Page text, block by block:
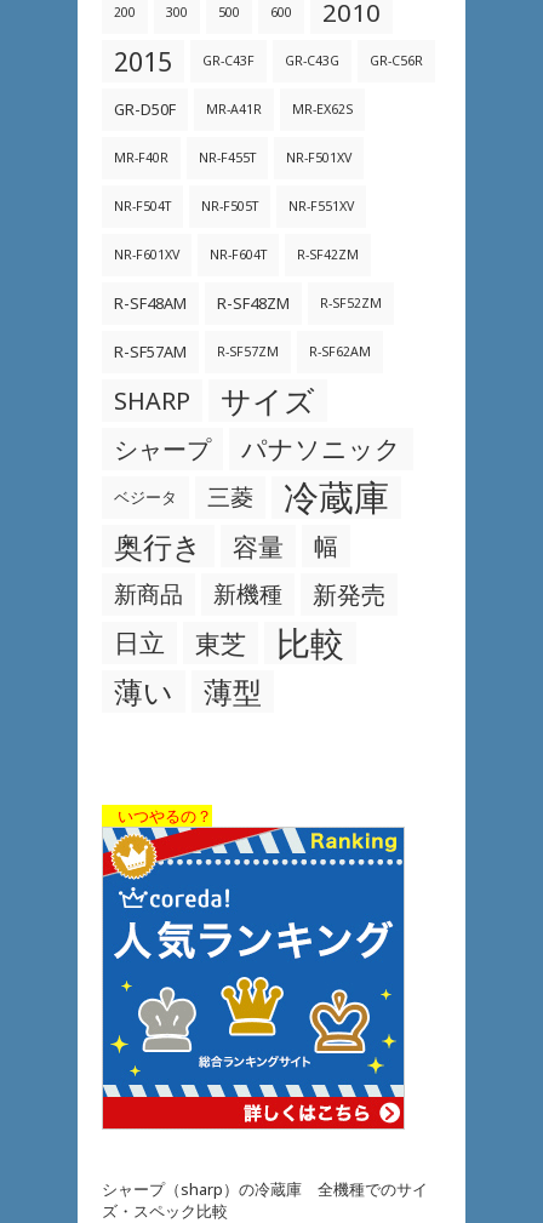
200 300 500 600 2010
2015 GR-C43F GR-C43G GR-C56R
GR-D50F MR-A41R MR-EX62S
MR-F40R NR-F455T NR-F501XV
NR-F504T NR-F505T NR-F551XV
NR-F601XV NR-F604T R-SF42ZM
R-SF48AM R-SF48ZM R-SF52ZM
R-SF57AM R-SF57ZM R-SF62AM
SHARP サイズ
シャープ パナソニック
ベジータ 三菱 冷蔵庫
奥行き 容量 幅
新商品 新機種 新発売
日立 東芝 比較
薄い 薄型
いつやるの？
シャープ（sharp）の冷蔵庫 全機種でのサイ
ズ・スペック比較